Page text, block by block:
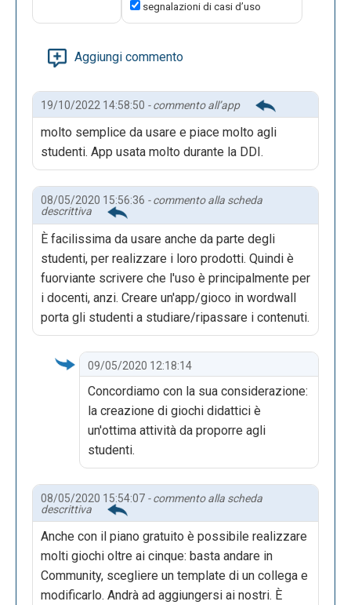
segnalazioni di casi d’uso
Aggiungi commento
19/10/2022 14:58:50 - commento all’app
molto semplice da usare e piace molto agli
studenti. App usata molto durante la DDI.
08/05/2020 15:56:36 - commento alla scheda
descrittiva
È facilissima da usare anche da parte degli
studenti, per realizzare i loro prodotti. Quindi è
fuorviante scrivere che l'uso è principalmente per
i docenti, anzi. Creare un'app/gioco in wordwall
porta gli studenti a studiare/ripassare i contenuti.
09/05/2020 12:18:14
Concordiamo con la sua considerazione:
la creazione di giochi didattici è
un'ottima attività da proporre agli
studenti.
08/05/2020 15:54:07 - commento alla scheda
descrittiva
Anche con il piano gratuito è possibile realizzare
molti giochi oltre ai cinque: basta andare in
Community, scegliere un template di un collega e
modificarlo. Andrà ad aggiungersi ai nostri. È